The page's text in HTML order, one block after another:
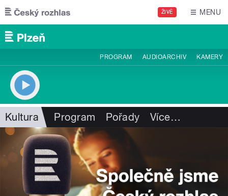
Přejít k hlavnímu obsahu
ŽIVĚ MENU
PROGRAM AUDIOARCHIV KAMERY
Kultura Program Pořady Více…